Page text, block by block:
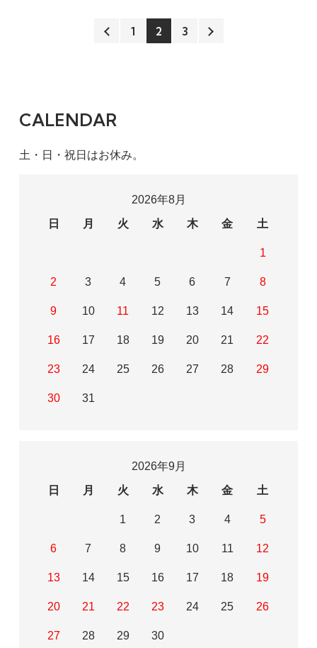
1 2 3
CALENDAR
土・日・祝日はお休み。
2026年8月
日
月 火 水 木 金 土
1
2 3 4 5 6 7 8
9 10 11 12 13 14 15
16 17 18 19 20 21 22
23 24 25 26 27 28 29
30 31
2026年9月
日
月 火 水 木 金 土
1 2 3 4 5
6 7 8 9 10 11 12
13 14 15 16 17 18 19
20 21 22 23 24 25 26
27 28 29 30